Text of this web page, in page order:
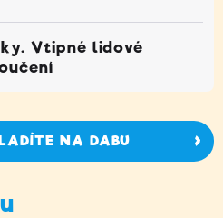
Vtipné lidové
NA DABU